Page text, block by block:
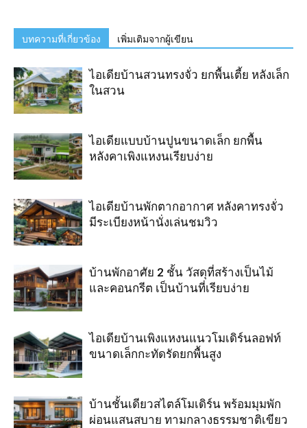
บทความที่เกี่ยวข้อง เพิ่มเติมจากผู้เขียน
ไอเดียบ้านสวนทรงจั่ว ยกพื้นเตี้ย หลังเล็ก
ในสวน
ไอเดียแบบบ้านปูนขนาดเล็ก ยกพื้น
หลังคาเพิงแหงนเรียบง่าย
ไอเดียบ้านพักตากอากาศ หลังคาทรงจั่ว
มีระเบียงหน้านั่งเล่นชมวิว
บ้านพักอาศัย 2 ชั้น วัสดุที่สร้างเป็นไม้
และคอนกรีต เป็นบ้านที่เรียบง่าย
ไอเดียบ้านเพิงแหงนแนวโมเดิร์นลอฟท์
ขนาดเล็กกะทัดรัดยกพื้นสูง
บ้านชั้นเดียวสไตล์โมเดิร์น พร้อมมุมพัก
ผ่อนแสนสบาย ทามกลางธรรมชาติเขียว